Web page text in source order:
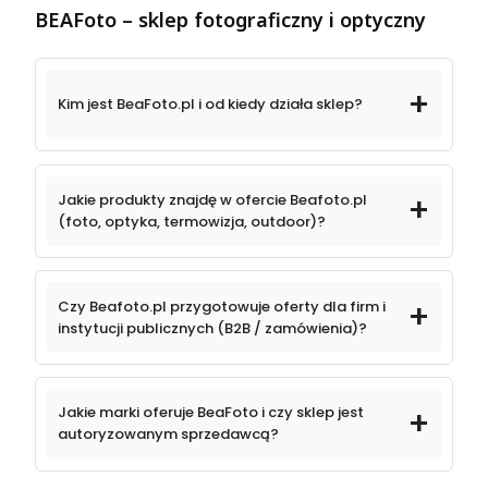
BEAFoto – sklep fotograficzny i optyczny
Kim jest BeaFoto.pl i od kiedy działa sklep?
Jakie produkty znajdę w ofercie Beafoto.pl
(foto, optyka, termowizja, outdoor)?
sprzęt fotograficzny
fotograficzne
Czy Beafoto.pl przygotowuje oferty dla firm i
instytucji publicznych (B2B / zamówienia)?
kompleksowe
oferty dla firm
instytucji publicznych
Jakie marki oferuje BeaFoto i czy sklep jest
autoryzowanym sprzedawcą?